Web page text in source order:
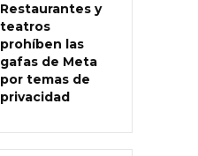
Restaurantes y
teatros
prohíben las
gafas de Meta
por temas de
privacidad